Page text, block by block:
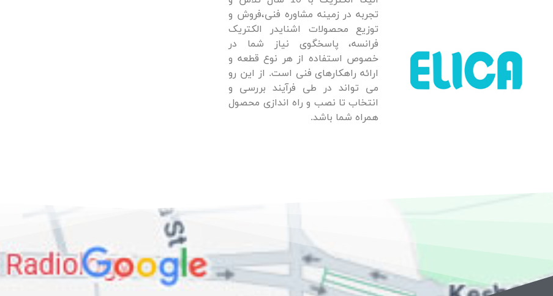
تجربه در زمینه مشاوره فنی،فروش و
توزیع محصولات اشنایدر الکتریک
فرانسه، پاسخگوی نیاز شما در
خصوص استفاده از هر نوع قطعه و
ارائه راهکارهای فنی است. از این رو
می تواند در طی فرآیند بررسی و
انتخاب تا نصب و راه اندازی محصول
همراه شما باشد.